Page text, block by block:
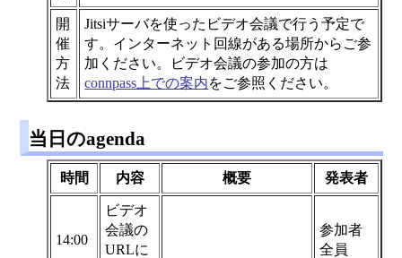
開
催
方
法
Jitsiサーバを使ったビデオ会議で行う予定で
す。インターネット回線がある場所からご参
加ください。ビデオ会議の参加の方は
connpass上での案内をご参照ください。
当日のagenda
時間 内容 概要 発表者
14:00
ビデオ
会議の
URLに
参加者
全員